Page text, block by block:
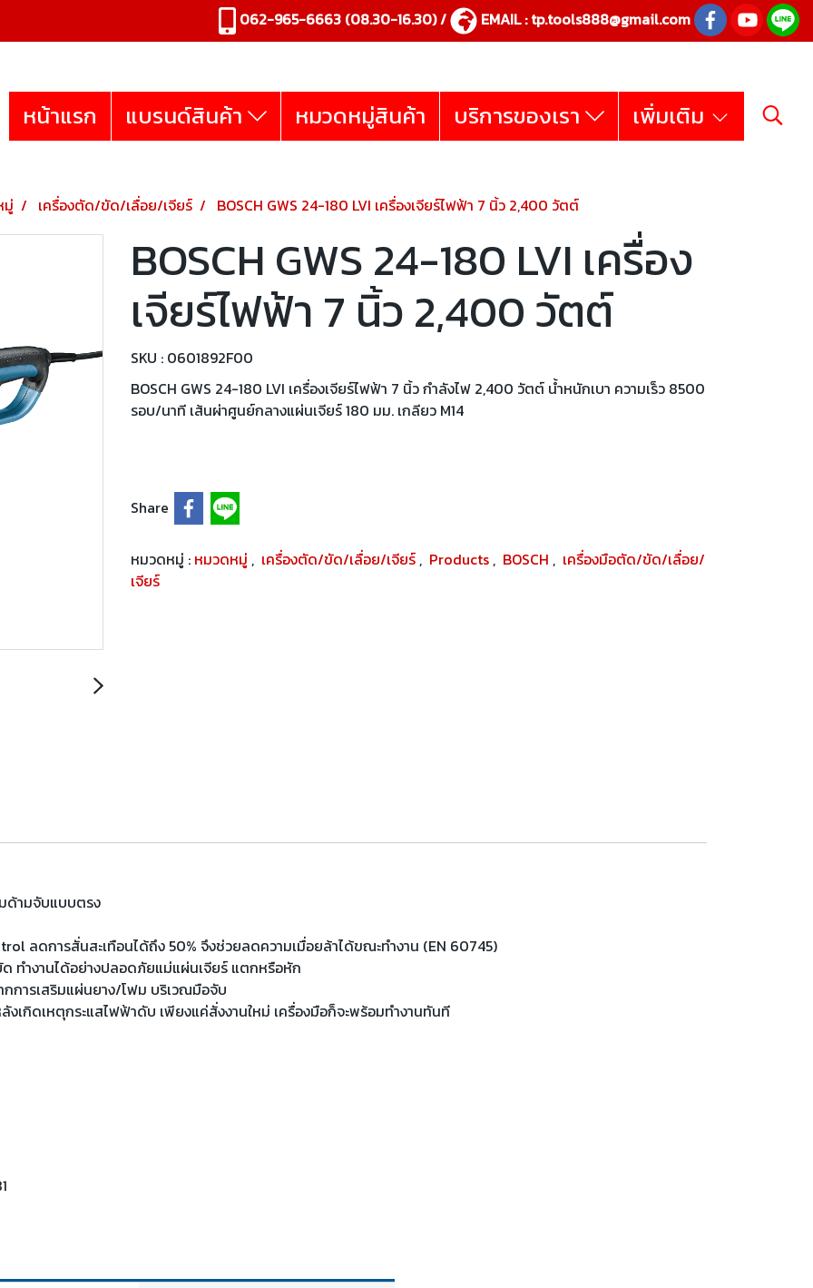
062-965-6663 (08.30-16.30) / EMAIL :tp.tools888@gmail.com
หน้าแรก แบรนด์สินค้า หมวดหมู่สินค้า บริการของเรา เพิ่มเติม
มู่ เครื่องตัด/ขัด/เลื่อย/เจียร์ BOSCH GWS 24-180 LVI เครื่องเจียร์ไฟฟ้า 7 นิ้ว 2,400 วัตต์
BOSCH GWS 24-180 LVI เครื่อง
เจียร์ไฟฟ้า 7 นิ้ว 2,400 วัตต์
SKU : 0601892F00
BOSCH GWS 24-180 LVI เครื่องเจียร์ไฟฟ้า 7 นิ้ว กำลังไฟ 2,400 วัตต์ น้ำหนักเบา ความเร็ว 8500
รอบ/นาที เส้นผ่าศูนย์กลางแผ่นเจียร์ 180 มม. เกลียว M14
Share
หมวดหมู่ : หมวดหมู่ , เครื่องตัด/ขัด/เลื่อย/เจียร์ , Products , BOSCH , เครื่องมือตัด/ขัด/เลื่อย/
เจียร์
ด้ามจับแบบตรง
ลดการสั่นสะเทือนได้ถึง 50% จึงช่วยลดความเมื่อยล้าได้ขณะทำงาน (EN 60745)
ทำงานได้อย่างปลอดภัยแม่แผ่นเจียร์ แตกหรือหัก
กการเสริมแผ่นยาง/โฟม บริเวณมือจับ
เกิดเหตุกระแสไฟฟ้าดับ เพียงแค่สั่งงานใหม่ เครื่องมือก็จะพร้อมทำงานทันที